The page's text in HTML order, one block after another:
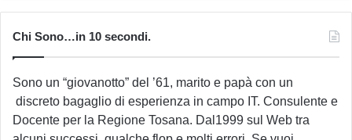
Chi Sono…in 10 secondi.
Sono un “giovanotto” del ’61, marito e papà con un
discreto bagaglio di esperienza in campo IT. Consulente e
Docente per la Regione Tosana. Dal1999 sul Web tra